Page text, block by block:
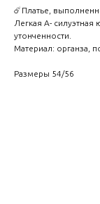
☄️Платье,
Легкая А-
утонченности.
Материал: органза,
Размеры 54/56